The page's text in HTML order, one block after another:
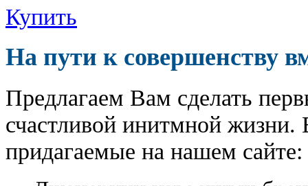
Купить
На пути к совершенству
Предлагаем Вам сделать
счастливой инитмной жизни.
придагаемые на нашем сайте: